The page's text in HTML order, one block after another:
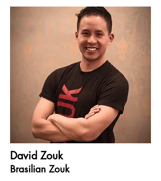
David Zouk
Brasilian Zouk